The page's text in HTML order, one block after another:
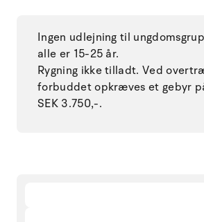
Ingen udlejning til
alle er 15-25 år.
Rygning ikke tilladt. Ved
forbuddet opkræves et gebyr
SEK 3.750,-.